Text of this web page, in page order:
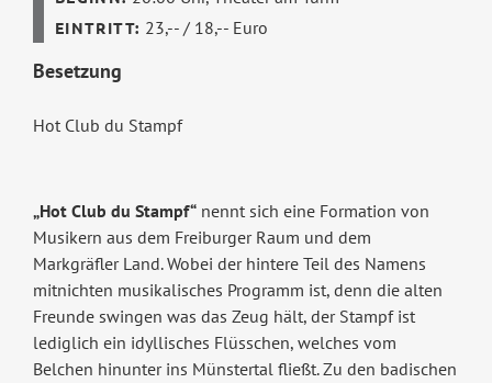
23,-- / 18,-- Euro
Besetzung
Hot Club du Stampf
„Hot Club du Stampf“nennt sich eine Formation von
Musikern aus dem Freiburger Raum und dem
Markgräfler Land. Wobei der hintere Teil des Namens
mitnichten musikalisches Programm ist, denn die alten
Freunde swingen was das Zeug hält, der Stampf ist
lediglich ein idyllisches Flüsschen, welches vom
Belchen hinunter ins Münstertal fließt. Zu den badischen